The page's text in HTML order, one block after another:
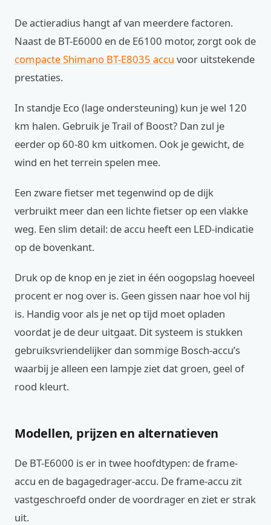
De actieradius hangt af van meerdere factoren.
Naast de BT-E6000 en de E6100 motor, zorgt ook de
compacte Shimano BT-E8035 accu voor uitstekende
prestaties.
In standje Eco (lage ondersteuning) kun je wel 120
km halen. Gebruik je Trail of Boost? Dan zul je
eerder op 60-80 km uitkomen. Ook je gewicht, de
wind en het terrein spelen mee.
Een zware fietser met tegenwind op de dijk
verbruikt meer dan een lichte fietser op een vlakke
weg. Een slim detail: de accu heeft een LED-indicatie
op de bovenkant.
Druk op de knop en je ziet in één oogopslag hoeveel
procent er nog over is. Geen gissen naar hoe vol hij
is. Handig voor als je net op tijd moet opladen
voordat je de deur uitgaat. Dit systeem is stukken
gebruiksvriendelijker dan sommige Bosch-accu’s
waarbij je alleen een lampje ziet dat groen, geel of
rood kleurt.
Modellen, prijzen en alternatieven
De BT-E6000 is er in twee hoofdtypen: de frame-
accu en de bagagedrager-accu. De frame-accu zit
vastgeschroefd onder de voordrager en ziet er strak
uit.